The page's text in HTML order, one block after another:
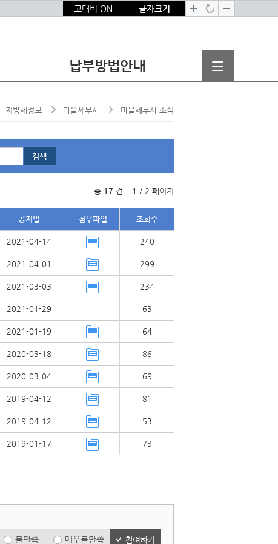
고대비 ON 글자크기
납부방법안내
문의전화
인증센터
이용약관
개인정보처리방침
지방세정보 마을세무사 마을세무사 소식
총 17 건 1 / 2 페이지
검색
공지일 첨부파일 조회수
2021-04-14 240
2021-04-01 299
2021-03-03 234
2021-01-29 63
2021-01-19 64
2020-03-18 86
2020-03-04 69
2019-04-12 81
2019-04-12 53
2019-01-17 73
불만족 매우불만족 참여하기